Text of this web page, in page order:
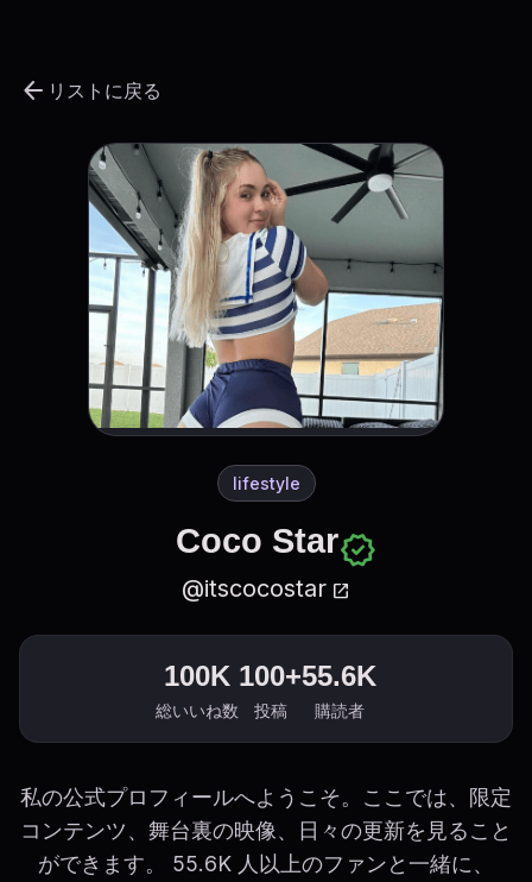
arrow_back リストに戻る
lifestyle
Coco Starverified
@itscocostar open_in_new
100K
総いいね数
100+
投稿
55.6K
購読者
私の公式プロフィールへようこそ。ここでは、限定
コンテンツ、舞台裏の映像、日々の更新を見ること
ができます。 55.6K 人以上のファンと一緒に、